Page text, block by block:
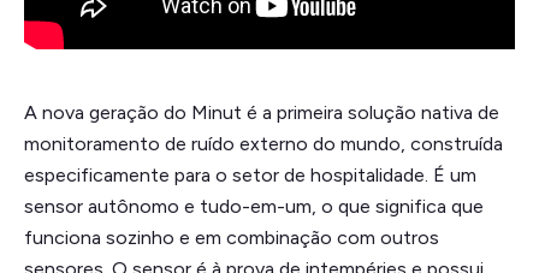
A nova geração do Minut é a primeira solução nativa de
monitoramento de ruído externo do mundo, construída
especificamente para o setor de hospitalidade. É um
sensor autônomo e tudo-em-um, o que significa que
funciona sozinho e em combinação com outros